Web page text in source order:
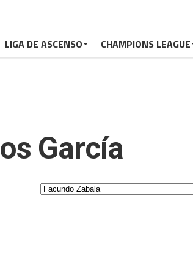
LIGA DE ASCENSO CHAMPIONS LEAGUE
García